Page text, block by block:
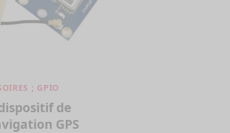
; GPIO
de
GPS